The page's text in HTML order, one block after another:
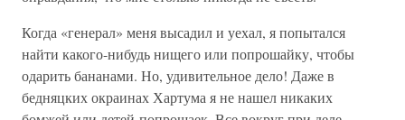
Когда «генерал» меня высадил и уехал, я попытался
найти какого-нибудь нищего или попрошайку, чтобы
одарить бананами. Но, удивительное дело! Даже в
бедняцких окраинах Хартума я не нашел никаких